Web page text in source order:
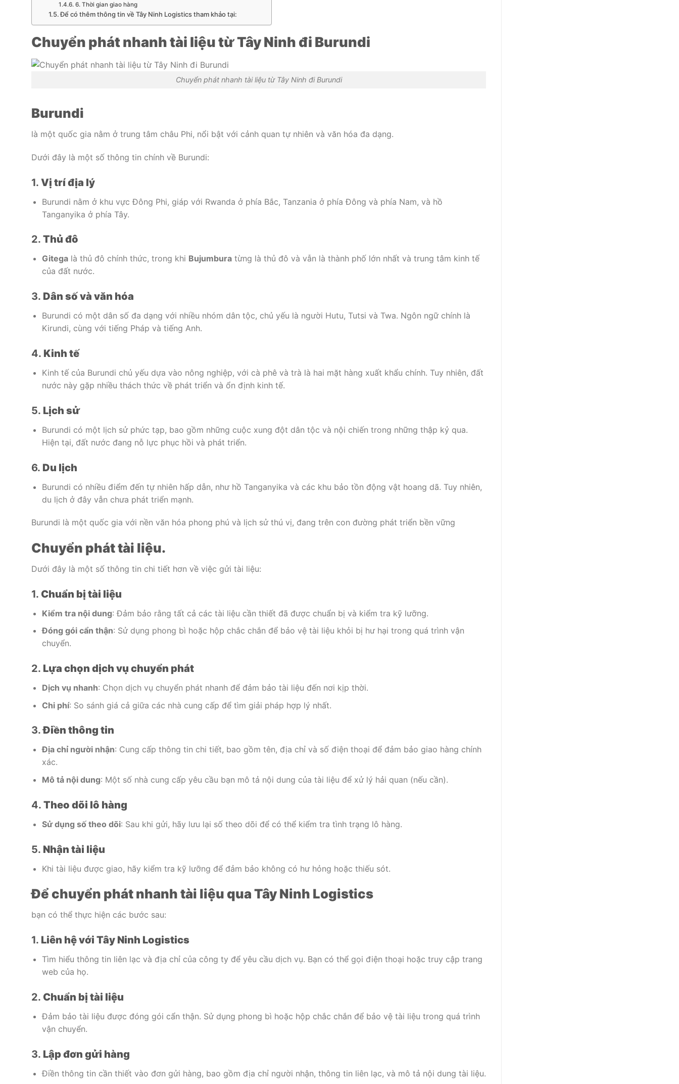
6. Thời gian giao hàng
Để có thêm thông tin về Tây Ninh Logistics tham khảo tại:
Chuyển phát nhanh tài liệu từ Tây Ninh đi Burundi
Chuyển phát nhanh tài liệu từ Tây Ninh đi Burundi
Burundi
là một quốc gia nằm ở trung tâm châu Phi, nổi bật với cảnh quan tự nhiên và văn hóa đa dạng.
Dưới đây là một số thông tin chính về Burundi:
1. Vị trí địa lý
Burundi nằm ở khu vực Đông Phi, giáp với Rwanda ở phía Bắc, Tanzania ở phía Đông và phía Nam, và hồ
Tanganyika ở phía Tây.
2. Thủ đô
Gitegalà thủ đô chính thức, trong khi Bujumburatừng là thủ đô và vẫn là thành phố lớn nhất và trung tâm kinh tế
của đất nước.
3. Dân số và văn hóa
Burundi có một dân số đa dạng với nhiều nhóm dân tộc, chủ yếu là người Hutu, Tutsi và Twa. Ngôn ngữ chính là
Kirundi, cùng với tiếng Pháp và tiếng Anh.
4. Kinh tế
Kinh tế của Burundi chủ yếu dựa vào nông nghiệp, với cà phê và trà là hai mặt hàng xuất khẩu chính. Tuy nhiên, đất
nước này gặp nhiều thách thức về phát triển và ổn định kinh tế.
5. Lịch sử
Burundi có một lịch sử phức tạp, bao gồm những cuộc xung đột dân tộc và nội chiến trong những thập kỷ qua.
Hiện tại, đất nước đang nỗ lực phục hồi và phát triển.
6. Du lịch
Burundi có nhiều điểm đến tự nhiên hấp dẫn, như hồ Tanganyika và các khu bảo tồn động vật hoang dã. Tuy nhiên,
du lịch ở đây vẫn chưa phát triển mạnh.
Burundi là một quốc gia với nền văn hóa phong phú và lịch sử thú vị, đang trên con đường phát triển bền vững
Chuyển phát tài liệu.
Dưới đây là một số thông tin chi tiết hơn về việc gửi tài liệu:
1. Chuẩn bị tài liệu
Kiểm tra nội dung: Đảm bảo rằng tất cả các tài liệu cần thiết đã được chuẩn bị và kiểm tra kỹ lưỡng.
Đóng gói cẩn thận: Sử dụng phong bì hoặc hộp chắc chắn để bảo vệ tài liệu khỏi bị hư hại trong quá trình vận
chuyển.
2. Lựa chọn dịch vụ chuyển phát
Dịch vụ nhanh: Chọn dịch vụ chuyển phát nhanh để đảm bảo tài liệu đến nơi kịp thời.
Chi phí: So sánh giá cả giữa các nhà cung cấp để tìm giải pháp hợp lý nhất.
3.Điền thông tin
Địa chỉ người nhận: Cung cấp thông tin chi tiết, bao gồm tên, địa chỉ và số điện thoại để đảm bảo giao hàng chính
xác.
Mô tả nội dung: Một số nhà cung cấp yêu cầu bạn mô tả nội dung của tài liệu để xử lý hải quan (nếu cần).
4. Theo dõi lô hàng
Sử dụng số theo dõi: Sau khi gửi, hãy lưu lại số theo dõi để có thể kiểm tra tình trạng lô hàng.
5. Nhận tài liệu
Khi tài liệu được giao, hãy kiểm tra kỹ lưỡng để đảm bảo không có hư hỏng hoặc thiếu sót.
Để chuyển phát nhanh tài liệu qua Tây Ninh Logistics
bạn có thể thực hiện các bước sau:
1. Liên hệ với Tây Ninh Logistics
Tìm hiểu thông tin liên lạc và địa chỉ của công ty để yêu cầu dịch vụ. Bạn có thể gọi điện thoại hoặc truy cập trang
web của họ.
2. Chuẩn bị tài liệu
Đảm bảo tài liệu được đóng gói cẩn thận. Sử dụng phong bì hoặc hộp chắc chắn để bảo vệ tài liệu trong quá trình
vận chuyển.
3. Lập đơn gửi hàng
Điền thông tin cần thiết vào đơn gửi hàng, bao gồm địa chỉ người nhận, thông tin liên lạc, và mô tả nội dung tài liệu.